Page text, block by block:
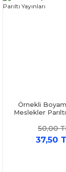
Örnekli
Meslekler Parıltı
50,00
37,50